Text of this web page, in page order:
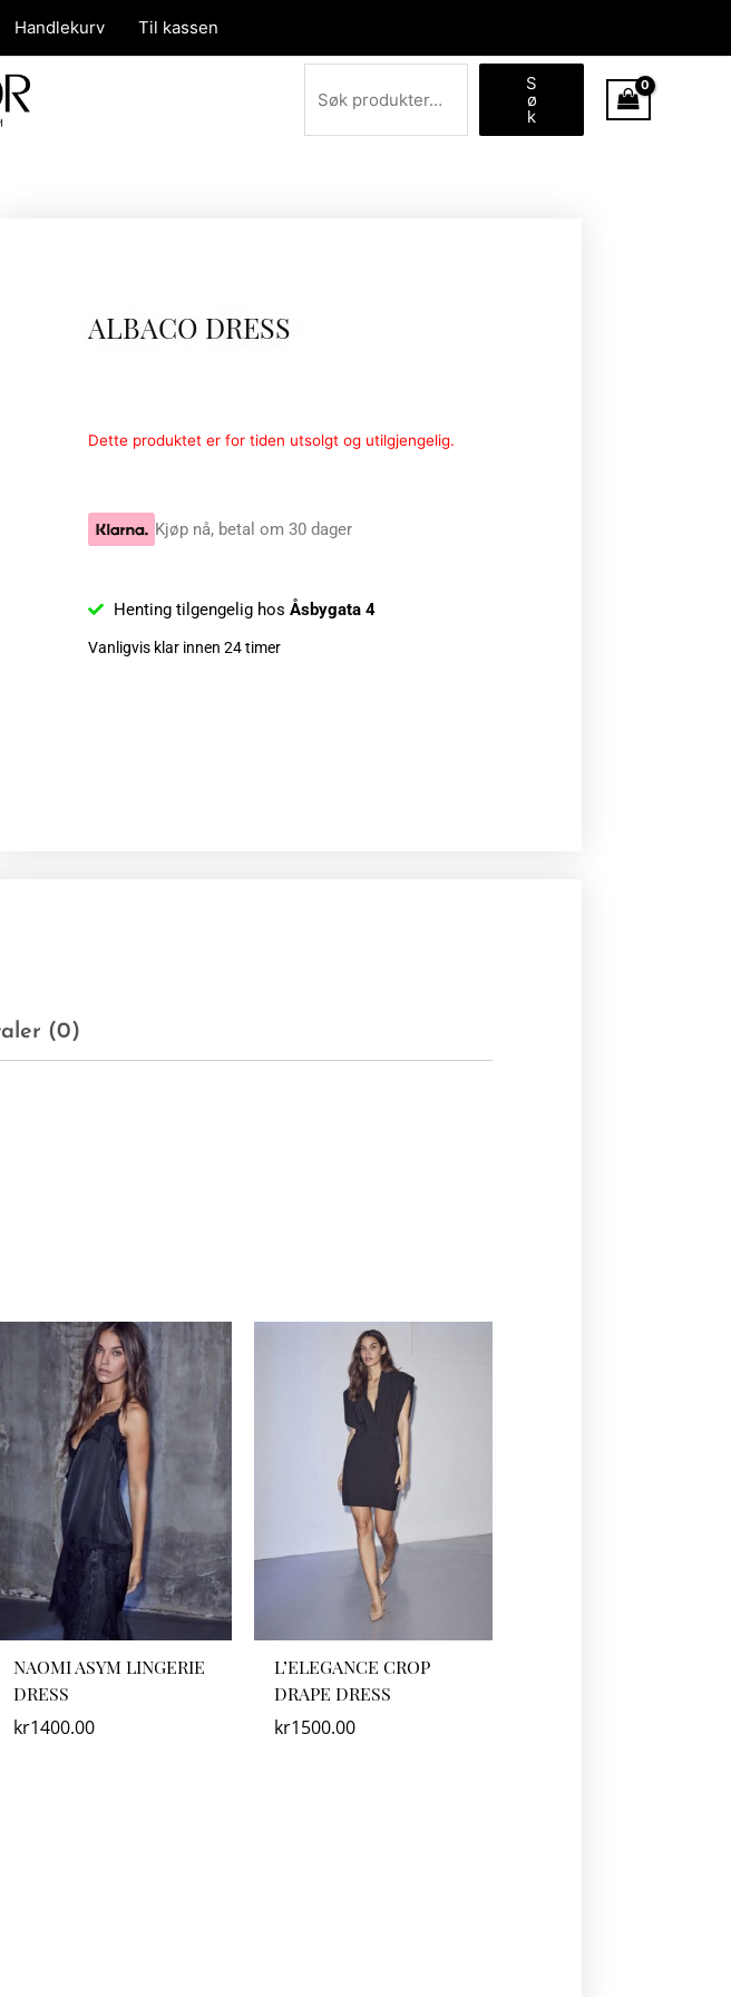
Handlekurv Til kassen
Søk
S
ø
k
ALBACO DRESS
Dette produktet er for tiden utsolgt og utilgjengelig.
Kjøp nå, betal om 30 dager
Henting tilgengelig hos Åsbygata 4
Vanligvis klar innen 24 timer
(0)
NAOMI ASYM LINGERIE
DRESS
kr1400.00
L’ELEGANCE CROP
DRAPE DRESS
kr1500.00